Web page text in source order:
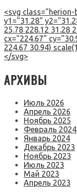
<svg
y1="31.28"
25.78 228.12 31.28
cx="224.67"
224.67 30.94)
</svg>
АРХИВЫ
Июль 2026
Апрель 2026
Ноябрь 2025
Февраль 2024
Январь 2024
Декабрь 2023
Ноябрь 2023
Июль 2023
Май 2023
Апрель 2023